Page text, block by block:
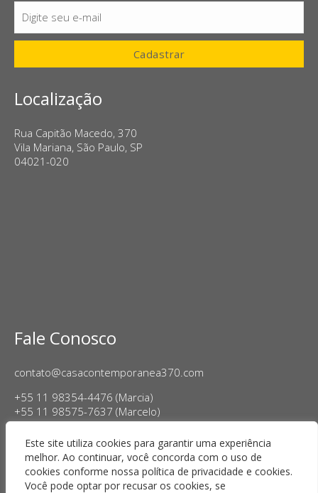
Este site utiliza cookies para garantir uma experiência
melhor. Ao continuar, você concorda com o uso de
cookies conforme nossa política de privacidade e cookies.
Você pode optar por recusar os cookies, se
E-
mail
Digite seu e-mail
Cadastrar
Localização
Rua Capitão Macedo, 370
Vila Mariana, São Paulo, SP
04021-020
Fale Conosco
contato@casacontemporanea370.com
+55 11 98354-4476 (Marcia)
+55 11 98575-7637 (Marcelo)
Horário de Funcionamento:
Terça a sexta-feira, das 14h às 18h
Sábado das 11h às 17h